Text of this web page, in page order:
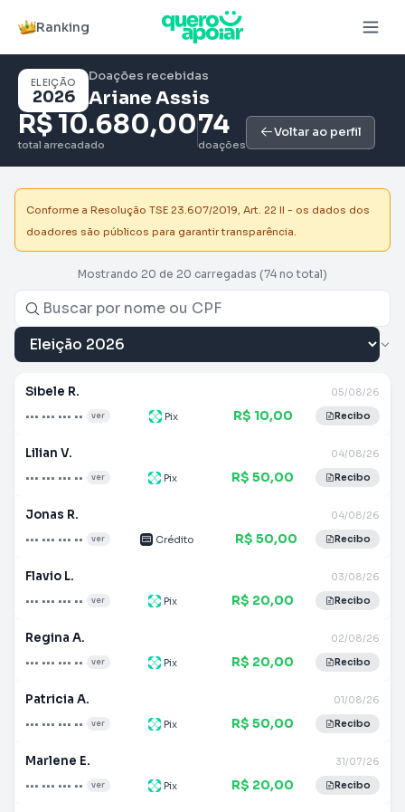
Ranking
ELEIÇÃO
2026
Doações recebidas
Ariane Assis
R$ 10.680,00
total arrecadado
74
doações
Voltar ao perfil
Conforme a Resolução TSE 23.607/2019, Art. 22 II - os dados dos
doadores são públicos para garantir transparência.
Mostrando 20 de 20 carregadas (74 no total)
Sibele R.
••• ••• ••• •• ver
05/08/26
Pix R$ 10,00 Recibo
Lilian V.
••• ••• ••• •• ver
04/08/26
Pix R$ 50,00 Recibo
Jonas R.
••• ••• ••• •• ver
04/08/26
Crédito R$ 50,00 Recibo
Flavio L.
••• ••• ••• •• ver
03/08/26
Pix R$ 20,00 Recibo
Regina A.
••• ••• ••• •• ver
02/08/26
Pix R$ 20,00 Recibo
Patricia A.
••• ••• ••• •• ver
01/08/26
Pix R$ 50,00 Recibo
Marlene E.
••• ••• ••• •• ver
31/07/26
Pix R$ 20,00 Recibo